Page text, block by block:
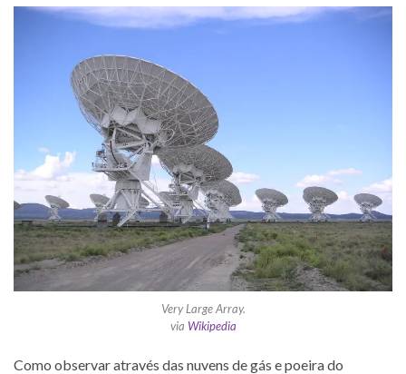
Very Large Array.
via Wikipedia
Como observar através das nuvens de gás e poeira do